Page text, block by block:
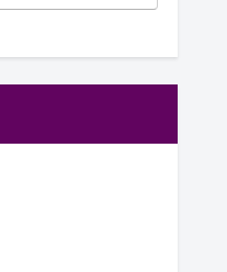
古代ギリシャ人の世界